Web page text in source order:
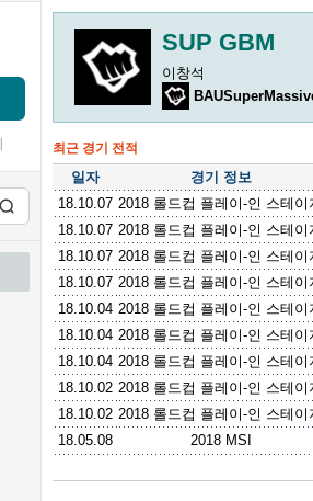
SUP GBM
이창석
최근 경기 전적
일자
경기 정보
18.10.07 2018 롤드컵 플레이-인 스테이
18.10.07 2018 롤드컵 플레이-인 스테이
18.10.07 2018 롤드컵 플레이-인 스테이
18.10.07 2018 롤드컵 플레이-인 스테이
18.10.04 2018 롤드컵 플레이-인 스테이
18.10.04 2018 롤드컵 플레이-인 스테이
18.10.04 2018 롤드컵 플레이-인 스테이
18.10.02 2018 롤드컵 플레이-인 스테이
18.10.02 2018 롤드컵 플레이-인 스테이
18.05.08
2018 MSI